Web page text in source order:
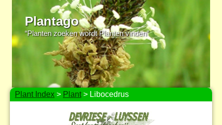
Plantago
“Planten zoeken wordt Planten vinden”
Plant Index > Plant> Libocedrus